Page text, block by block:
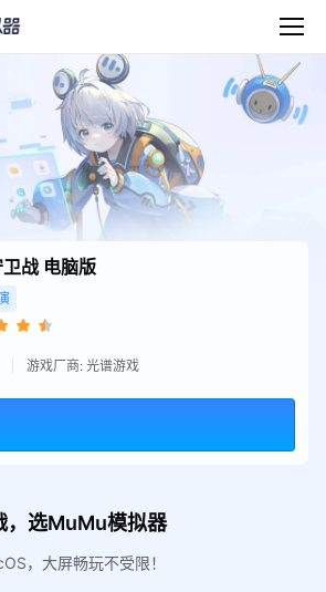
卫战 电脑版
游戏厂商: 光谱游戏
，选MuMu模拟器
，大屏畅玩不受限！